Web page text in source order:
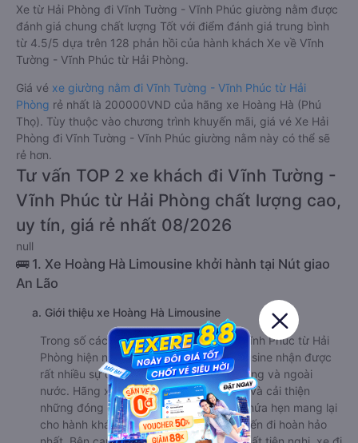
Xe từ Hải Phòng đi Vĩnh Tường - Vĩnh Phúc giường nằm được
đánh giá chung chất lượng Tốt với điểm đánh giá trung bình
từ 4.5/5 dựa trên 128 phản hồi của hành khách Xe về Vĩnh
Tường - Vĩnh Phúc từ Hải Phòng.
Giá vé xe giường nằm đi Vĩnh Tường - Vĩnh Phúc từ Hải
Phòng rẻ nhất là 200000VND của hãng xe Hoàng Hà (Phú
Thọ). Tùy thuộc vào chương trình khuyến mãi, giá vé Xe Hải
Phòng đi Vĩnh Tường - Vĩnh Phúc giường nằm này có thể sẽ
rẻ hơn.
Tư vấn TOP 2 xe khách đi Vĩnh Tường -
Vĩnh Phúc từ Hải Phòng chất lượng cao,
uy tín, giá rẻ nhất 08/2026
null
🚌 1. Xe Hoàng Hà Limousine khởi hành tại Nút giao
An Lão
a. Giới thiệu xe Hoàng Hà Limousine
Trong số các hãng xe đi Vĩnh Tường - Vĩnh Phúc từ Hải
Phòng hiện nay, nhà xe Hoàng Hà Limousine nhận được
rất nhiều sự quan tâm từ khách hàng trong và ngoài
nước. Hãng xe luôn sẵn sàng lắng nghe và cải thiện
những đóng góp ý kiến từ khách hàng, hứa hẹn mang lại
cho hành khách những trải nghiệm chuyến đi hoàn hảo